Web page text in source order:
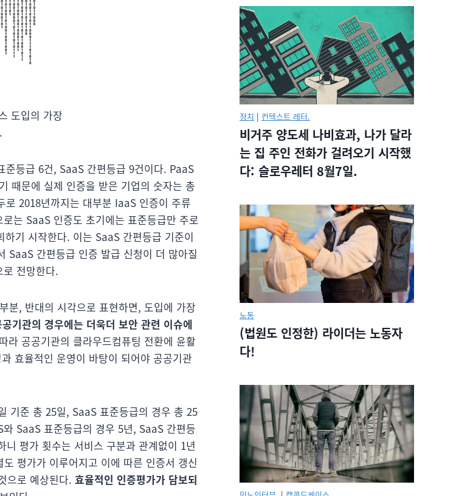
도입의 가장
등급 6건, SaaS 간편등급 9건이다. PaaS
때문에 실제 인증을 받은 기업의 숫자는 총
2018년까지는 대부분 IaaS 인증이 주류
는 SaaS 인증도 초기에는 표준등급만 주로
기 시작한다. 이는 SaaS 간편등급 기준이
SaaS 간편등급 인증 발급 신청이 더 많아질
전망한다.
분, 반대의 시각으로 표현하면, 도입에 가장
기관의 경우에는 더욱더 보안 관련 이슈에
라 공공기관의 클라우드컴퓨팅 전환에 윤활
효율적인 운영이 바탕이 되어야 공공기관
기준 총 25일, SaaS 표준등급의 경우 총 25
SaaS 표준등급의 경우 5년, SaaS 간편등
평가 횟수는 서비스 구분과 관계없이 1년
평가가 이루어지고 이에 따른 인증서 갱신
으로 예상된다. 효율적인 인증평가가 담보되
정치 | 컨텍스트 레터.
비거주 양도세 나비효과, 나가 달라
는 집 주인 전화가 걸려오기 시작했
다: 슬로우레터 8월7일.
노동
(법원도 인정한) 라이더는 노동자
다!